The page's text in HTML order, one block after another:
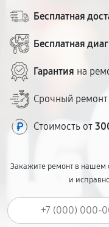
Бесплатная
Бесплатная
Гарантия на
Срочный ремонт
Стоимость от
Закажите ремонт в нашем
и